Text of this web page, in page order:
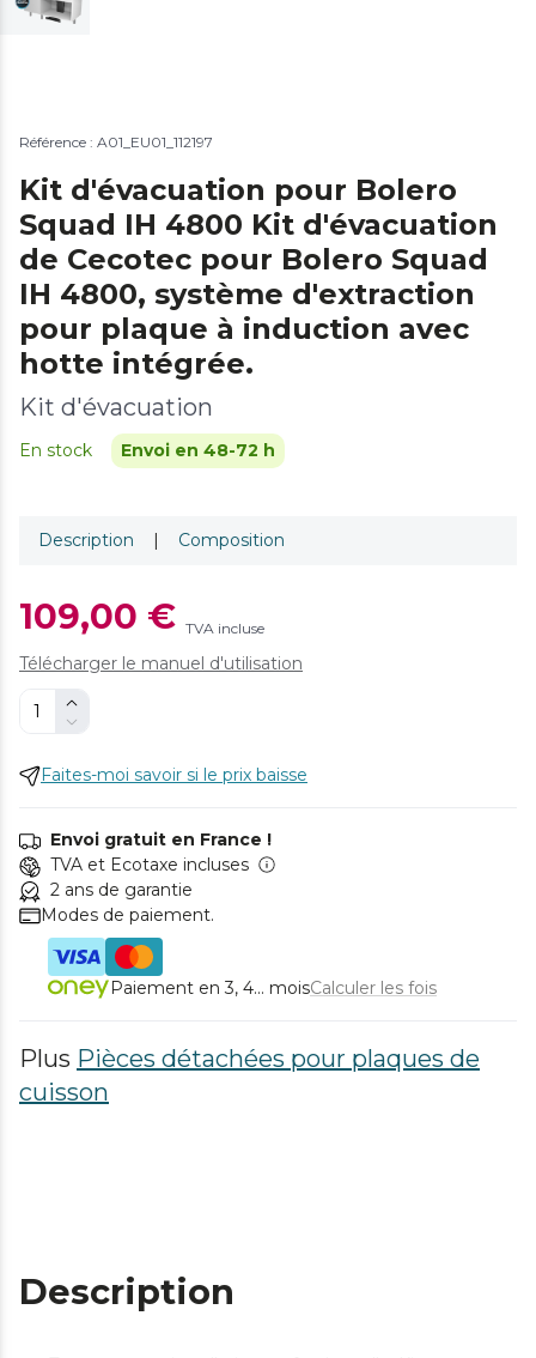
Référence : A01_EU01_112197
Kit d'évacuation pour Bolero
Squad IH 4800 Kit d'évacuation
de Cecotec pour Bolero Squad
IH 4800, système d'extraction
pour plaque à induction avec
hotte intégrée.
Kit d'évacuation
En stock Envoi en 48-72 h
Description | Composition
109,00 € TVA incluse
Télécharger le manuel d'utilisation
Faites-moi savoir si le prix baisse
Envoi gratuit en France !
TVA et Ecotaxe incluses
2 ans de garantie
Modes de paiement.
Paiement en 3, 4... moisCalculer les fois
Plus Pièces détachées pour plaques de
cuisson
Description